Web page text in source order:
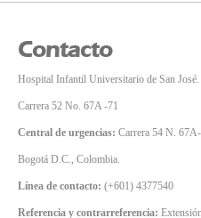
Contacto
Hospital Infantil Universitario de San José.
Carrera 52 No. 67A -71
Central de urgencias: Carrera 54 N.
Bogotá D.C., Colombia.
Línea de contacto: (+601) 4377540
Referencia y contrarreferencia: